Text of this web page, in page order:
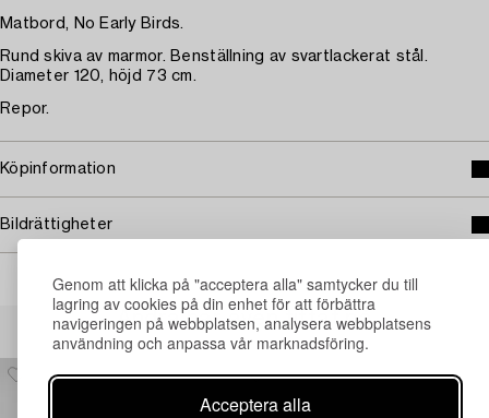
Genom att klicka på "acceptera alla" samtycker du till
lagring av cookies på din enhet för att förbättra
navigeringen på webbplatsen, analysera webbplatsens
användning och anpassa vår marknadsföring.
Acceptera alla
Matbord, No Early Birds.
Rund skiva av marmor. Benställning av svartlackerat stål.
Diameter 120, höjd 73 cm.
Repor.
Köpinformation
Bildrättigheter
Andra har även tittat på